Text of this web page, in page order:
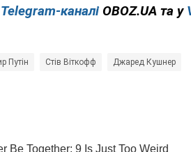
Telegram-каналі OBOZ.UA та у
Путін Стів Віткофф Джаред Кушнер